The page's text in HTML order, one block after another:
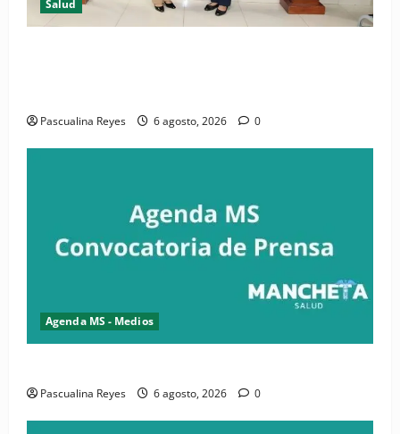
Salud
Pascualina Reyes 6 agosto, 2026 0
Agenda MS - Medios
Pascualina Reyes 6 agosto, 2026 0